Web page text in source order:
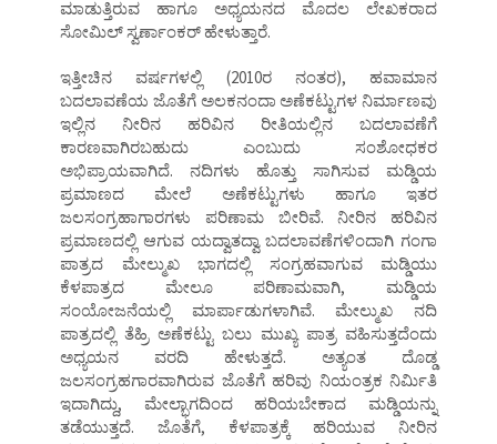
ಮಾಡುತ್ತಿರುವ ಹಾಗೂ ಅಧ್ಯಯನದ ಮೊದಲ ಲೇಖಕರಾದ
ಸೋಮಿಲ್ ಸ್ವರ್ಣಾಂಕರ್ ಹೇಳುತ್ತಾರೆ.
ಇತ್ತೀಚಿನ ವರ್ಷಗಳಲ್ಲಿ (2010ರ ನಂತರ), ಹವಾಮಾನ
ಬದಲಾವಣೆಯ ಜೊತೆಗೆ ಅಲಕನಂದಾ ಅಣೆಕಟ್ಟುಗಳ ನಿರ್ಮಾಣವು
ಇಲ್ಲಿನ ನೀರಿನ ಹರಿವಿನ ರೀತಿಯಲ್ಲಿನ ಬದಲಾವಣೆಗೆ
ಕಾರಣವಾಗಿರಬಹುದು ಎಂಬುದು ಸಂಶೋಧಕರ
ಅಭಿಪ್ರಾಯವಾಗಿದೆ. ನದಿಗಳು ಹೊತ್ತು ಸಾಗಿಸುವ ಮಡ್ಡಿಯ
ಪ್ರಮಾಣದ ಮೇಲೆ ಅಣೆಕಟ್ಟುಗಳು ಹಾಗೂ ಇತರ
ಜಲಸಂಗ್ರಹಾಗಾರಗಳು ಪರಿಣಾಮ ಬೀರಿವೆ. ನೀರಿನ ಹರಿವಿನ
ಪ್ರಮಾಣದಲ್ಲಿ ಆಗುವ ಯದ್ವಾತದ್ವಾ ಬದಲಾವಣೆಗಳಿಂದಾಗಿ ಗಂಗಾ
ಪಾತ್ರದ ಮೇಲ್ಮುಖ ಭಾಗದಲ್ಲಿ ಸಂಗ್ರಹವಾಗುವ ಮಡ್ಡಿಯು
ಕೆಳಪಾತ್ರದ ಮೇಲೂ ಪರಿಣಾಮವಾಗಿ, ಮಡ್ಡಿಯ
ಸಂಯೋಜನೆಯಲ್ಲಿ ಮಾರ್ಪಾಡುಗಳಾಗಿವೆ. ಮೇಲ್ಮುಖ ನದಿ
ಪಾತ್ರದಲ್ಲಿ ತೆಹ್ರಿ ಅಣೆಕಟ್ಟು ಬಲು ಮುಖ್ಯ ಪಾತ್ರ ವಹಿಸುತ್ತದೆಂದು
ಅಧ್ಯಯನ ವರದಿ ಹೇಳುತ್ತದೆ. ಅತ್ಯಂತ ದೊಡ್ಡ
ಜಲಸಂಗ್ರಹಗಾರವಾಗಿರುವ ಜೊತೆಗೆ ಹರಿವು ನಿಯಂತ್ರಕ ನಿರ್ಮಿತಿ
ಇದಾಗಿದ್ದು, ಮೇಲ್ಭಾಗದಿಂದ ಹರಿಯಬೇಕಾದ ಮಡ್ಡಿಯನ್ನು
ತಡೆಯುತ್ತದೆ. ಜೊತೆಗೆ, ಕೆಳಪಾತ್ರಕ್ಕೆ ಹರಿಯುವ ನೀರಿನ